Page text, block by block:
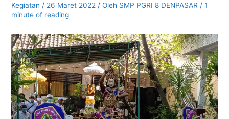
Kegiatan / 26 Maret 2022 / Oleh SMP PGRI 8 DENPASAR / 1
minute of reading